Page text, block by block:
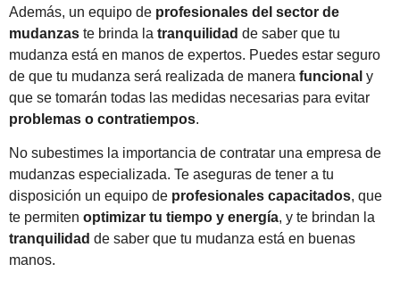
Además, un equipo de profesionales del sector de
mudanzas te brinda la tranquilidad de saber que tu
mudanza está en manos de expertos. Puedes estar seguro
de que tu mudanza será realizada de manera funcional y
que se tomarán todas las medidas necesarias para evitar
problemas o contratiempos.
No subestimes la importancia de contratar una empresa de
mudanzas especializada. Te aseguras de tener a tu
disposición un equipo de profesionales capacitados, que
te permiten optimizar tu tiempo y energía, y te brindan la
tranquilidad de saber que tu mudanza está en buenas
manos.